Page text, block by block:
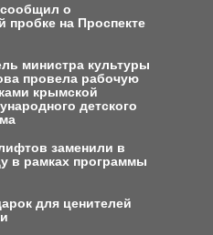
о
пробке на Проспекте
министра культуры
провела рабочую
крымской
детского
заменили в
в рамках программы
для ценителей